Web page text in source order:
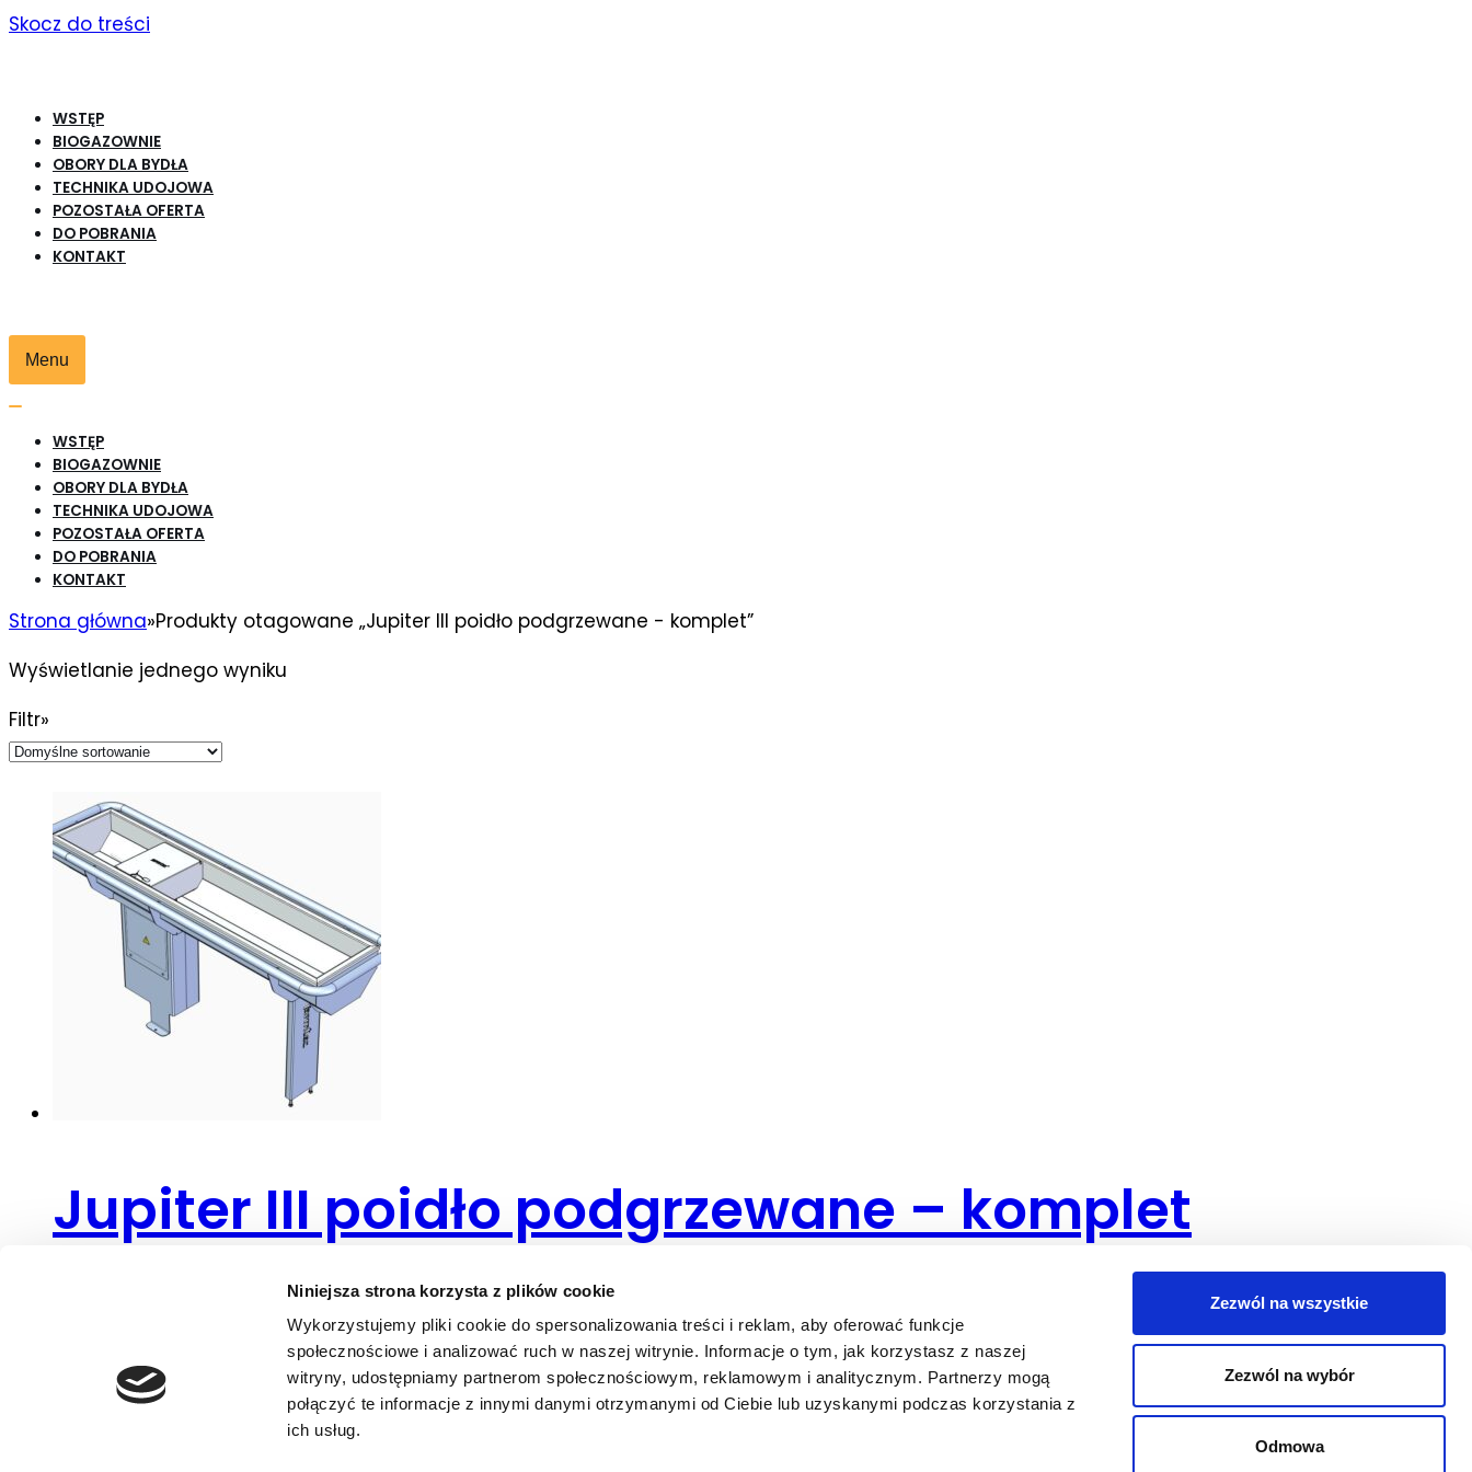
Niniejsza strona korzysta z plików cookie
Wykorzystujemy pliki cookie do spersonalizowania treści i reklam, aby oferować funkcje
społecznościowe i analizować ruch w naszej witrynie. Informacje o tym, jak korzystasz z naszej
witryny, udostępniamy partnerom społecznościowym, reklamowym i analitycznym. Partnerzy mogą
połączyć te informacje z innymi danymi otrzymanymi od Ciebie lub uzyskanymi podczas korzystania z
ich usług.
Zezwól na wszystkie
Zezwól na wybór
Odmowa
Skocz do treści
WSTĘP
BIOGAZOWNIE
OBORY DLA BYDŁA
TECHNIKA UDOJOWA
POZOSTAŁA OFERTA
DO POBRANIA
KONTAKT
Menu
Przełącznik
nawigacji
WSTĘP
BIOGAZOWNIE
OBORY DLA BYDŁA
TECHNIKA UDOJOWA
POZOSTAŁA OFERTA
DO POBRANIA
KONTAKT
Strona główna»Produkty otagowane „Jupiter III poidło podgrzewane - komplet”
Wyświetlanie jednego wyniku
Filtr»
Jupiter III poidło podgrzewane – komplet
W sklepie znajdują się tylko produkty dostępne "od ręki".
W przypadku zainteresowania pozostałymi produktami prosimy o kontakt.